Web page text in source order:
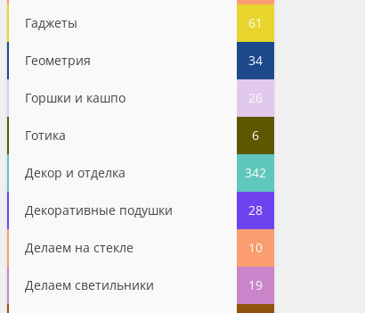
Гаджеты 61
Геометрия 34
Горшки и кашпо 26
Готика 6
Декор и отделка 342
Декоративные подушки 28
Делаем на стекле 10
Делаем светильники 19